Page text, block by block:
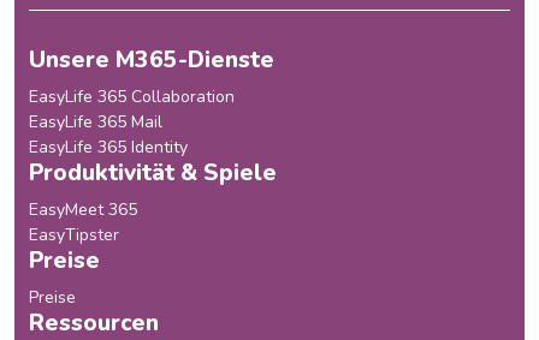
Unsere M365-Dienste
EasyLife 365 Collaboration
EasyLife 365 Mail
EasyLife 365 Identity
Produktivität & Spiele
EasyMeet 365
EasyTipster
Preise
Preise
Ressourcen